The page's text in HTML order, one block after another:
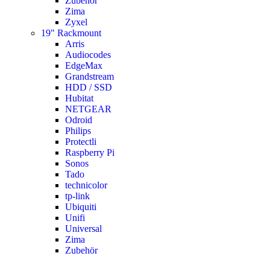
Zima
Zyxel
19" Rackmount
Arris
Audiocodes
EdgeMax
Grandstream
HDD / SSD
Hubitat
NETGEAR
Odroid
Philips
Protectli
Raspberry Pi
Sonos
Tado
technicolor
tp-link
Ubiquiti
Unifi
Universal
Zima
Zubehör